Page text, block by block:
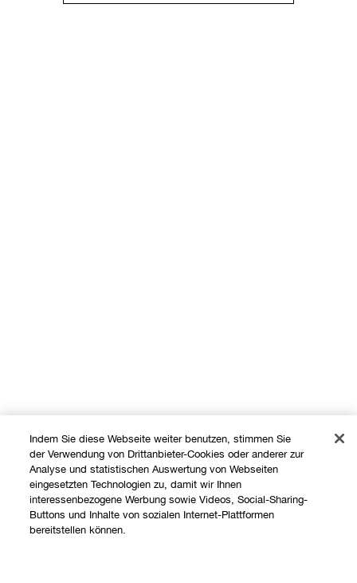
Shoppen
Indem Sie diese Webseite weiter benutzen, stimmen Sie
der Verwendung von Drittanbieter-Cookies oder anderer zur
Analyse und statistischen Auswertung von Webseiten
eingesetzten Technologien zu, damit wir Ihnen
interessenbezogene Werbung sowie Videos, Social-Sharing-
Buttons und Inhalte von sozialen Internet-Plattformen
bereitstellen können.